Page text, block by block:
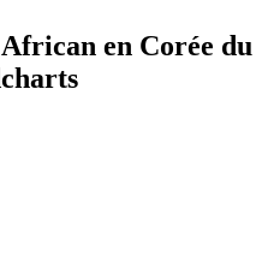
en Corée du